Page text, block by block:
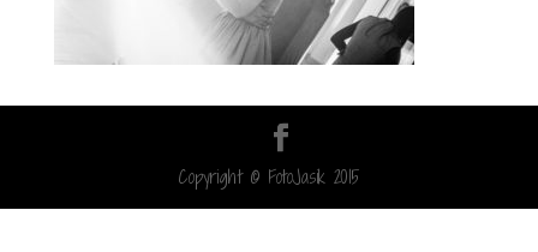
Copyright © FotoJasik 2015